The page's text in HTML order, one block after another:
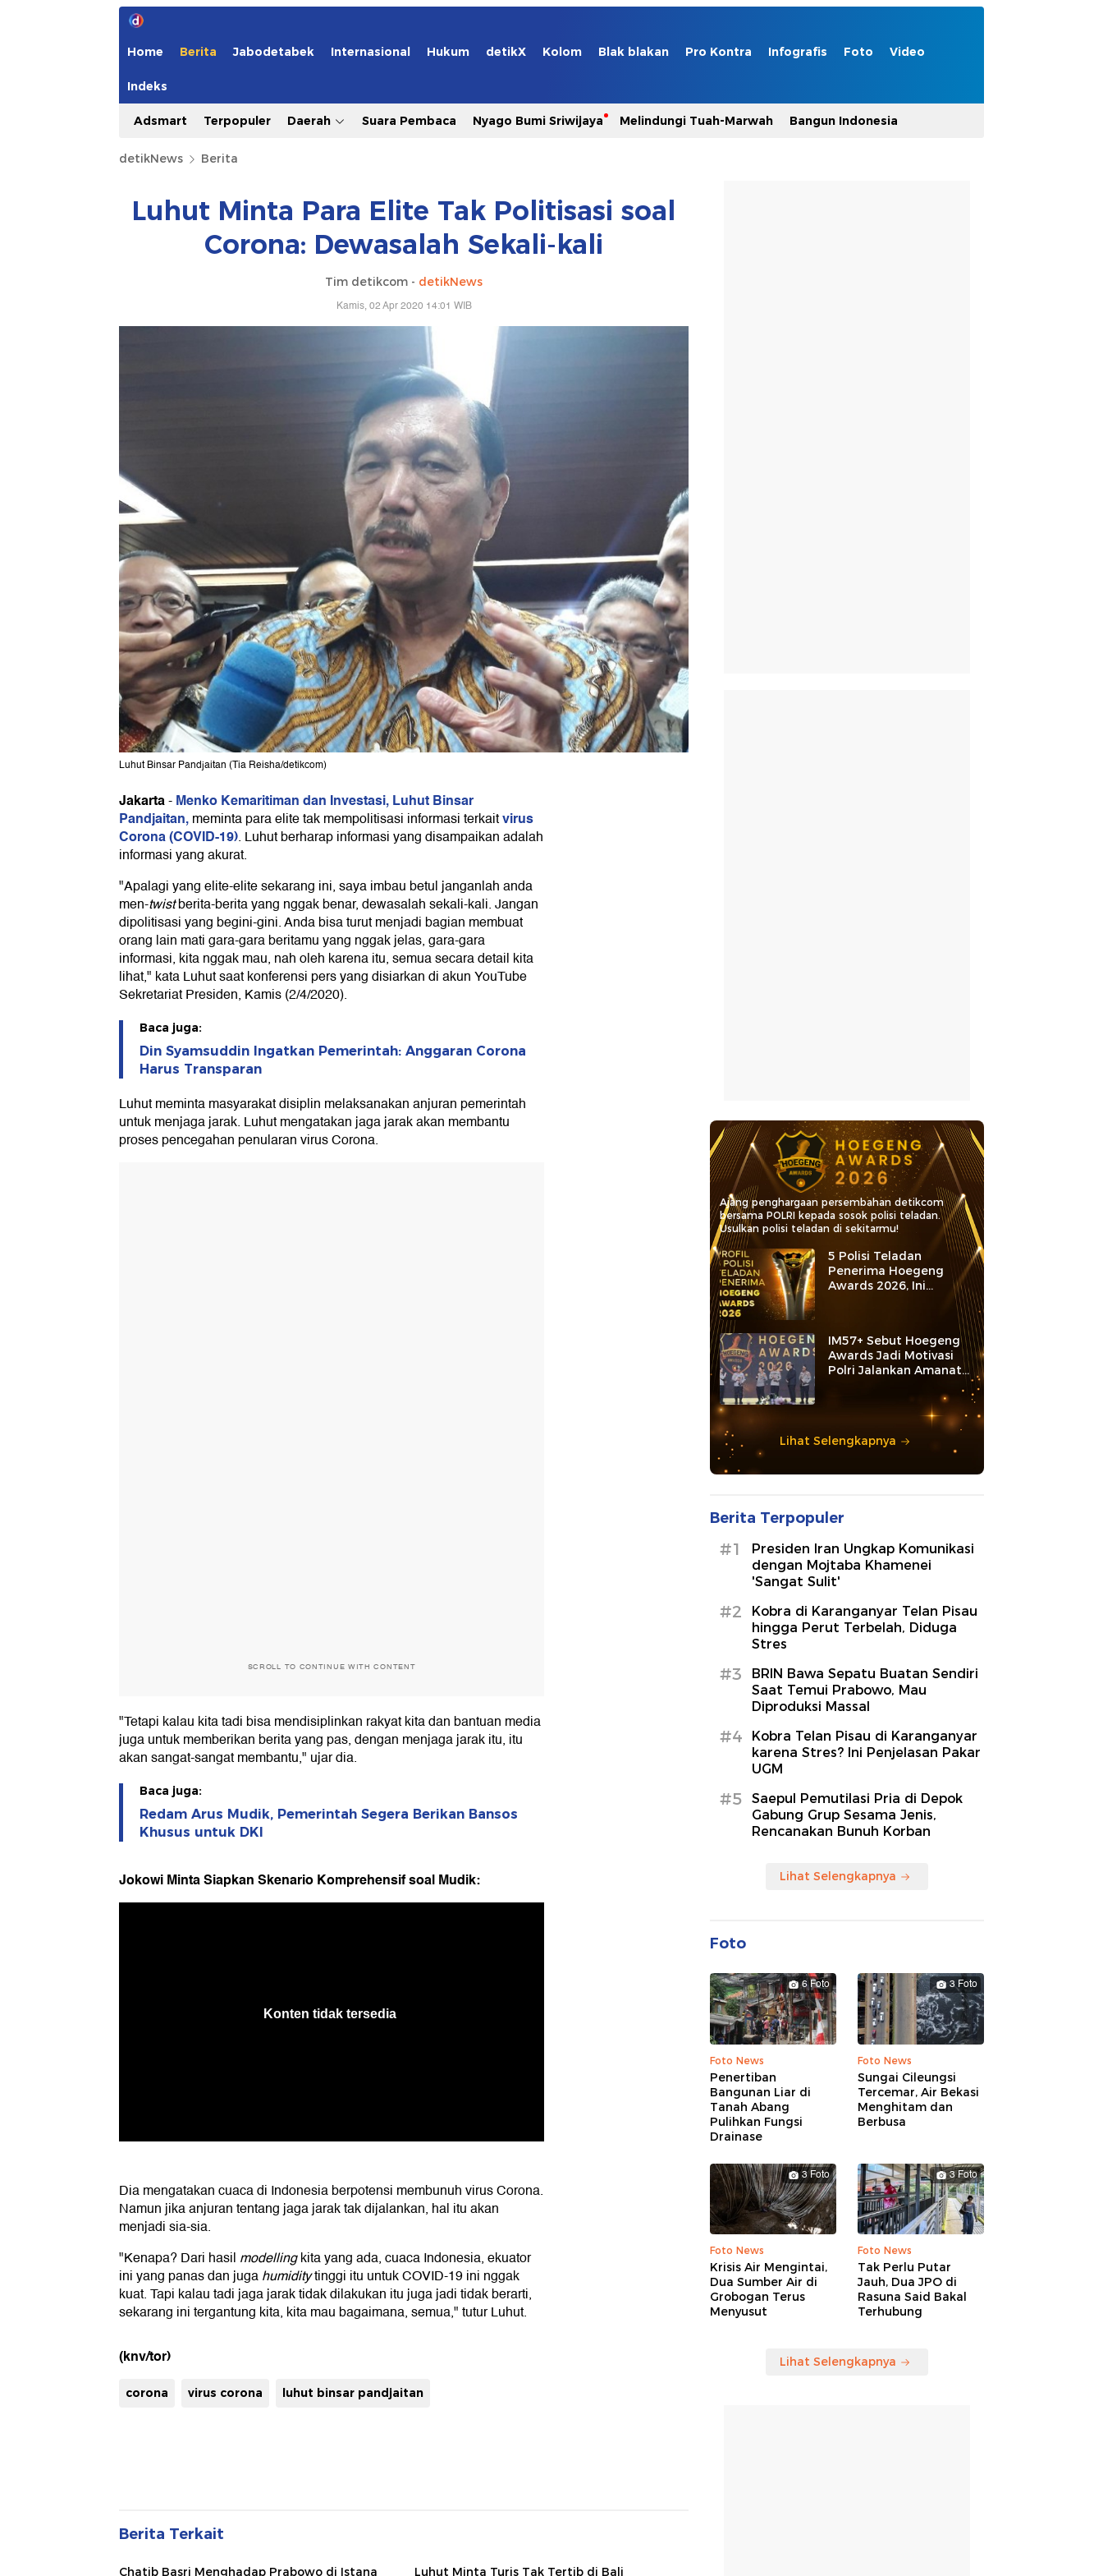
Home Berita Jabodetabek Internasional Hukum detikX Kolom Blak blakan Pro Kontra Infografis Foto Video
Indeks
Adsmart Terpopuler Daerah Suara Pembaca Nyago Bumi Sriwijaya Melindungi Tuah-Marwah Bangun Indonesia
detikNews Berita
Luhut Minta Para Elite Tak Politisasi soal
Corona: Dewasalah Sekali-kali
Tim detikcom - detikNews
Kamis, 02 Apr 2020 14:01 WIB
Luhut Binsar Pandjaitan (Tia Reisha/detikcom)
Jakarta-Menko Kemaritiman dan Investasi, Luhut Binsar
Pandjaitan,meminta para elite tak mempolitisasi informasi terkaitvirus
Corona (COVID-19). Luhut berharap informasi yang disampaikan adalah
informasi yang akurat.
"Apalagi yang elite-elite sekarang ini, saya imbau betul janganlah anda
men-twistberita-berita yang nggak benar, dewasalah sekali-kali. Jangan
dipolitisasi yang begini-gini. Anda bisa turut menjadi bagian membuat
orang lain mati gara-gara beritamu yang nggak jelas, gara-gara
informasi, kita nggak mau, nah oleh karena itu, semua secara detail kita
lihat," kata Luhut saat konferensi pers yang disiarkan di akun YouTube
Sekretariat Presiden, Kamis (2/4/2020).
Baca juga:
Din Syamsuddin Ingatkan Pemerintah: Anggaran Corona
Harus Transparan
Luhut meminta masyarakat disiplin melaksanakan anjuran pemerintah
untuk menjaga jarak. Luhut mengatakan jaga jarak akan membantu
proses pencegahan penularan virus Corona.
SCROLL TO CONTINUE WITH CONTENT
"Tetapi kalau kita tadi bisa mendisiplinkan rakyat kita dan bantuan media
juga untuk memberikan berita yang pas, dengan menjaga jarak itu, itu
akan sangat-sangat membantu," ujar dia.
Baca juga:
Redam Arus Mudik, Pemerintah Segera Berikan Bansos
Khusus untuk DKI
Jokowi Minta Siapkan Skenario Komprehensif soal Mudik:
Dia mengatakan cuaca di Indonesia berpotensi membunuh virus Corona.
Namun jika anjuran tentang jaga jarak tak dijalankan, hal itu akan
menjadi sia-sia.
"Kenapa? Dari hasil modellingkita yang ada, cuaca Indonesia, ekuator
ini yang panas dan jugahumiditytinggi itu untuk COVID-19 ini nggak
kuat. Tapi kalau tadi jaga jarak tidak dilakukan itu juga jadi tidak berarti,
sekarang ini tergantung kita, kita mau bagaimana, semua," tutur Luhut.
(knv/tor)
corona virus corona luhut binsar pandjaitan
Berita Terkait
Chatib Basri Menghadap Prabowo di Istana Luhut Minta Turis Tak Tertib di Bali
Ajang penghargaan persembahan detikcom
bersama POLRI kepada sosok polisi teladan.
Usulkan polisi teladan di sekitarmu!
5 Polisi Teladan
Penerima Hoegeng
Awards 2026, Ini
Kategori dan Kiprahnya
IM57+ Sebut Hoegeng
Awards Jadi Motivasi
Polri Jalankan Amanat
Lihat Selengkapnya
Berita Terpopuler
#1
Presiden Iran Ungkap Komunikasi
dengan Mojtaba Khamenei
'Sangat Sulit'
#2
Kobra di Karanganyar Telan Pisau
hingga Perut Terbelah, Diduga
Stres
#3
BRIN Bawa Sepatu Buatan Sendiri
Saat Temui Prabowo, Mau
Diproduksi Massal
#4
Kobra Telan Pisau di Karanganyar
karena Stres? Ini Penjelasan Pakar
UGM
#5
Saepul Pemutilasi Pria di Depok
Gabung Grup Sesama Jenis,
Rencanakan Bunuh Korban
Lihat Selengkapnya
Foto
6 Foto
Foto News
Penertiban
Bangunan Liar di
Tanah Abang
Pulihkan Fungsi
Drainase
3 Foto
Foto News
Sungai Cileungsi
Tercemar, Air Bekasi
Menghitam dan
Berbusa
3 Foto
Foto News
Krisis Air Mengintai,
Dua Sumber Air di
Grobogan Terus
Menyusut
3 Foto
Foto News
Tak Perlu Putar
Jauh, Dua JPO di
Rasuna Said Bakal
Terhubung
Lihat Selengkapnya